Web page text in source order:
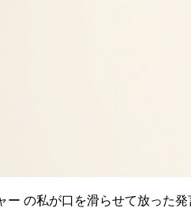
ー の私が口を滑らせて放った